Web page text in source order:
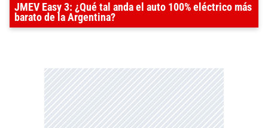
JMEV Easy 3: ¿Qué tal anda el auto 100% eléctrico más
barato de la Argentina?